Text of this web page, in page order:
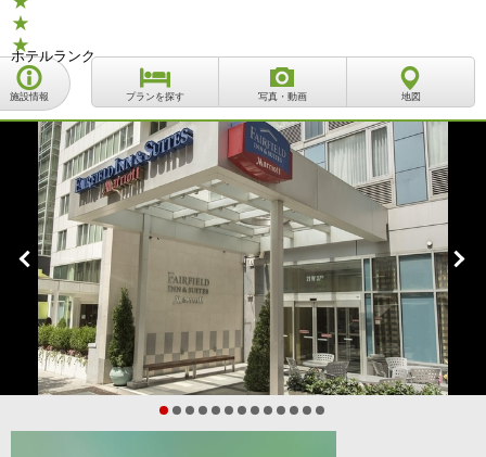
ホテルランク
施設情報 プランを探す 写真・動画 地図